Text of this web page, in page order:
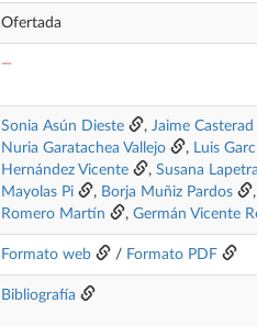
Ofertada
—
Sonia Asún Dieste , Jaime Casterad
Nuria Garatachea Vallejo
, Luis
Hernández Vicente
, Susana
Mayolas Pi
, Borja Muñiz Pardos ,
Romero Martín
, Germán Vicente
Formato web / Formato PDF
Bibliografía